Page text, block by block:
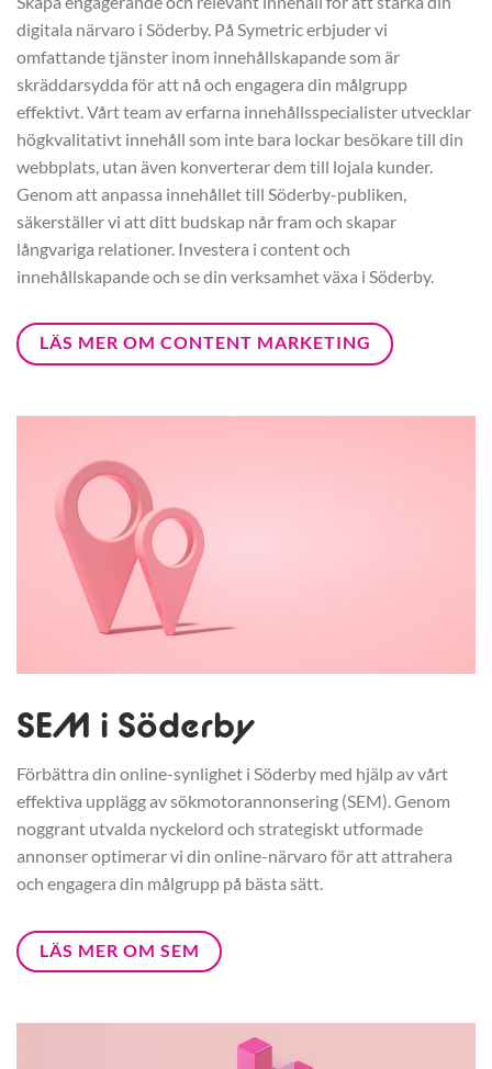
digitala närvaro i Söderby. På Symetric erbjuder vi
omfattande tjänster inom innehållskapande som är
skräddarsydda för att nå och engagera din målgrupp
effektivt. Vårt team av erfarna innehållsspecialister utvecklar
högkvalitativt innehåll som inte bara lockar besökare till din
webbplats, utan även konverterar dem till lojala kunder.
Genom att anpassa innehållet till Söderby-publiken,
säkerställer vi att ditt budskap når fram och skapar
långvariga relationer. Investera i content och
innehållskapande och se din verksamhet växa i Söderby.
LÄS MER OM CONTENT MARKETING
SEM i Söderby
Förbättra din online-synlighet i Söderby med hjälp av vårt
effektiva upplägg av sökmotorannonsering (SEM). Genom
noggrant utvalda nyckelord och strategiskt utformade
annonser optimerar vi din online-närvaro för att attrahera
och engagera din målgrupp på bästa sätt.
LÄS MER OM SEM